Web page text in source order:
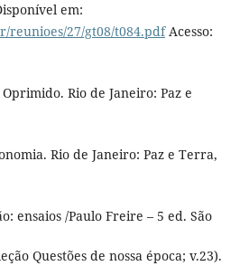
em:
27/gt08/t084.pdfAcesso:
Oprimido. Rio de Janeiro: Paz e
Rio de Janeiro: Paz e Terra,
ensaios /Paulo Freire – 5 ed. São
Questões de nossa época; v.23).